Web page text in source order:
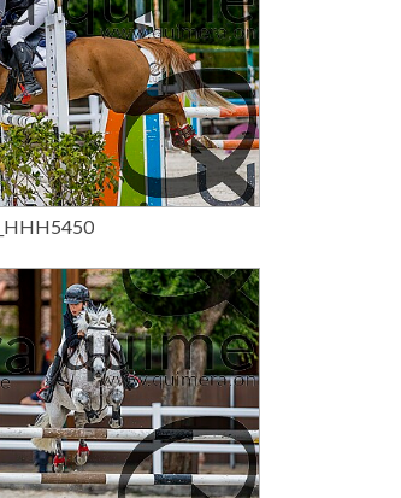
15,00 €
_HHH5450